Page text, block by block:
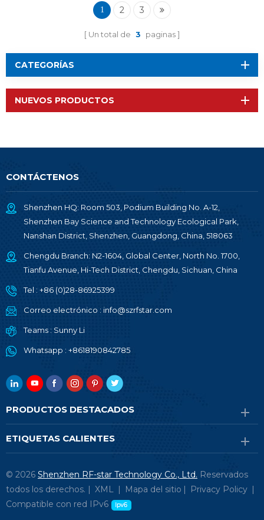
1 2 3
Un total de 3 paginas
CATEGORÍAS
NUEVOS PRODUCTOS
CONTÁCTENOS
Shenzhen HQ: Room 503, Podium Building No. A-12,
Shenzhen Bay Science and Technology Ecological Park,
Nanshan District, Shenzhen, Guangdong, China, 518063
Chengdu Branch: N2-1604, Global Center, North No. 1700,
Tianfu Avenue, Hi-Tech District, Chengdu, Sichuan, China
Tel : +86 (0)28-86925399
Correo electrónico : info@szrfstar.com
Teams : Sunny Li
Whatsapp : +8618190842785
PRODUCTOS DESTACADOS
ETIQUETAS CALIENTES
© 2026 Shenzhen RF-star Technology Co., Ltd. Reservados
todos los derechos. | XML | Mapa del sitio | Privacy Policy |
Compatible con red IPv6